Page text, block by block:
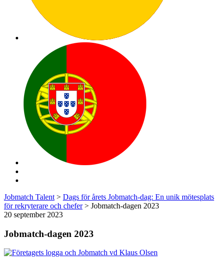
Jobmatch Talent > Dags för årets Jobmatch-dag: En unik mötesplats
för rekryterare och chefer> Jobmatch-dagen 2023
20 september 2023
Jobmatch-dagen 2023